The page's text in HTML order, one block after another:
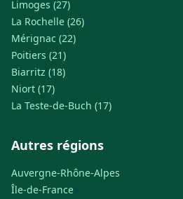
Limoges (27)
La Rochelle (26)
Mérignac (22)
Poitiers (21)
Biarritz (18)
Niort (17)
La Teste-de-Buch (17)
Autres régions
Auvergne-Rhône-Alpes
Île-de-France